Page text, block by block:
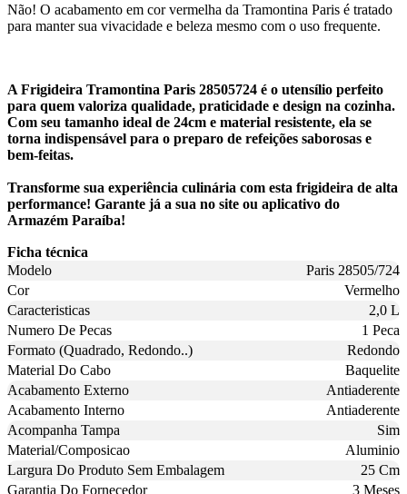
Não! O acabamento em cor vermelha da Tramontina Paris é tratado
para manter sua vivacidade e beleza mesmo com o uso frequente.
A Frigideira Tramontina Paris 28505724 é o utensílio perfeito
para quem valoriza qualidade, praticidade e design na cozinha.
Com seu tamanho ideal de 24cm e material resistente, ela se
torna indispensável para o preparo de refeições saborosas e
bem-feitas.
Transforme sua experiência culinária com esta frigideira de alta
performance! Garante já a sua no site ou aplicativo do
Armazém Paraíba!
Ficha técnica
Modelo
Paris 28505/724
Cor
Vermelho
Caracteristicas
2,0 L
Numero De Pecas
1 Peca
Formato (Quadrado, Redondo..)
Redondo
Material Do Cabo
Baquelite
Acabamento Externo
Antiaderente
Acabamento Interno
Antiaderente
Acompanha Tampa
Sim
Material/Composicao
Aluminio
Largura Do Produto Sem Embalagem
25 Cm
Garantia Do Fornecedor
3 Meses